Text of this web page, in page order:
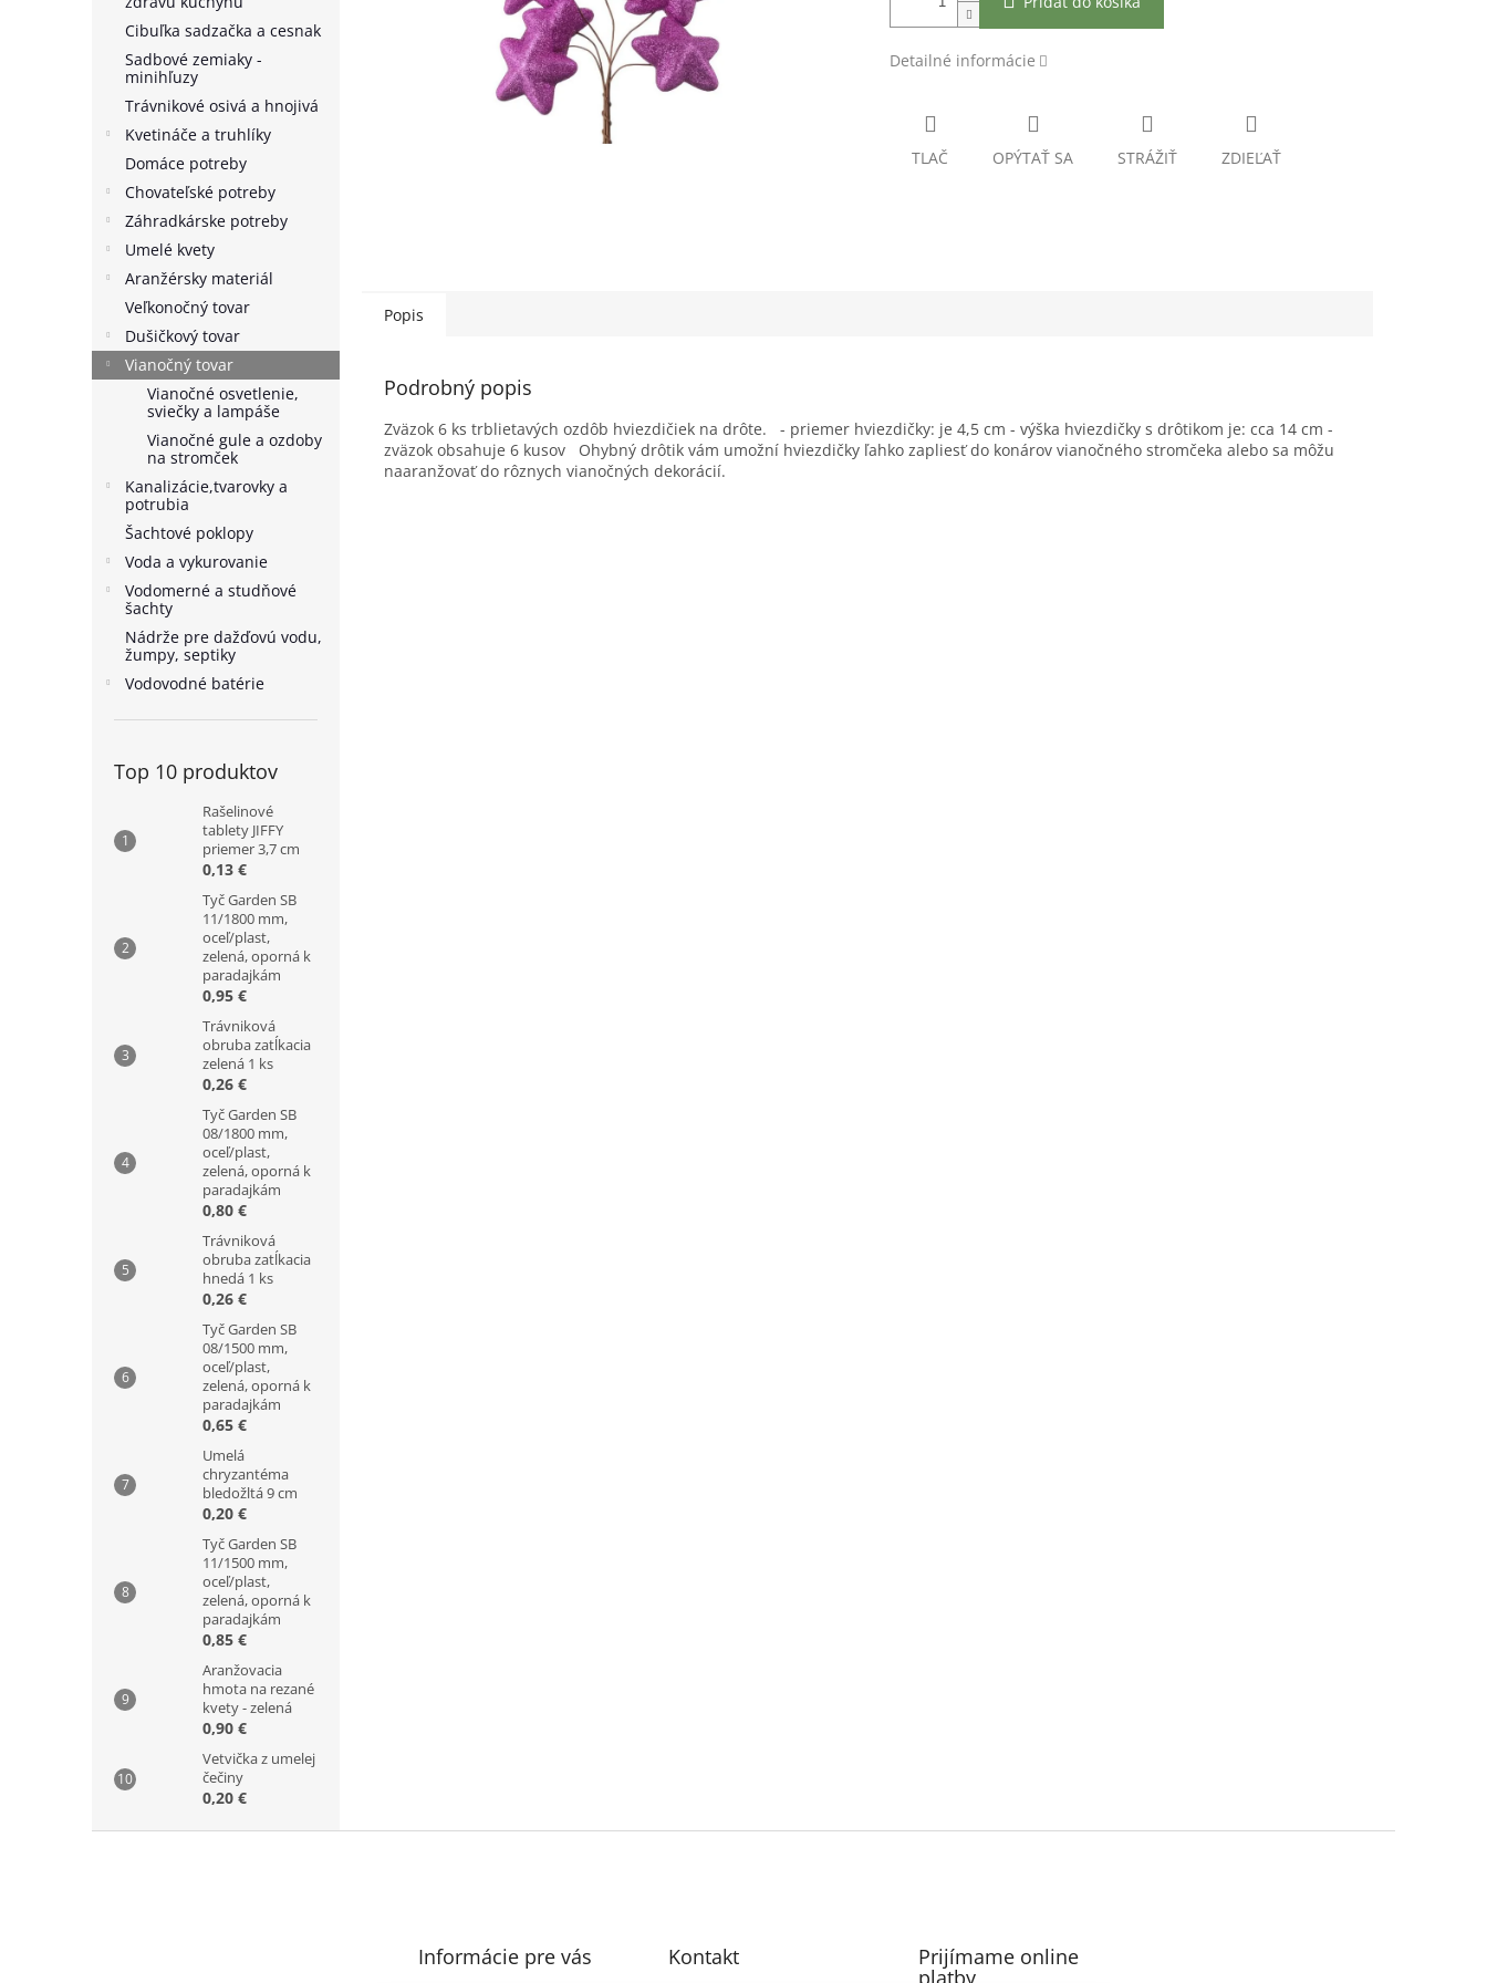
Cibuľka sadzačka a cesnak
Sadbové zemiaky -
minihľuzy
Trávnikové osivá a hnojivá
Kvetináče a truhlíky
Domáce potreby
Chovateľské potreby
Záhradkárske potreby
Umelé kvety
Aranžérsky materiál
Veľkonočný tovar
Dušičkový tovar
Vianočný tovar
Vianočné osvetlenie,
sviečky a lampáše
Vianočné gule a ozdoby
na stromček
Kanalizácie,tvarovky a
potrubia
Šachtové poklopy
Voda a vykurovanie
Vodomerné a studňové
šachty
Nádrže pre dažďovú vodu,
žumpy, septiky
Vodovodné batérie
Top 10 produktov
Rašelinové
tablety JIFFY
priemer 3,7 cm
0,13 €
Tyč Garden SB
11/1800 mm,
oceľ/plast,
zelená, oporná k
paradajkám
0,95 €
Trávniková
obruba zatĺkacia
zelená 1 ks
0,26 €
Tyč Garden SB
08/1800 mm,
oceľ/plast,
zelená, oporná k
paradajkám
0,80 €
Trávniková
obruba zatĺkacia
hnedá 1 ks
0,26 €
Tyč Garden SB
08/1500 mm,
oceľ/plast,
zelená, oporná k
paradajkám
0,65 €
Umelá
chryzantéma
bledožltá 9 cm
0,20 €
Tyč Garden SB
11/1500 mm,
oceľ/plast,
zelená, oporná k
paradajkám
0,85 €
Aranžovacia
hmota na rezané
kvety - zelená
0,90 €
Vetvička z umelej
čečiny
0,20 €
Detailné informácie
TLAČ OPÝTAŤ SA STRÁŽIŤ ZDIEĽAŤ
Popis
Podrobný popis
Zväzok 6 ks trblietavých ozdôb hviezdičiek na drôte. - priemer hviezdičky: je 4,5 cm - výška hviezdičky s drôtikom je: cca 14 cm -
zväzok obsahuje 6 kusov Ohybný drôtik vám umožní hviezdičky ľahko zapliesť do konárov vianočného stromčeka alebo sa môžu
naaranžovať do rôznych vianočných dekorácií.
Informácie pre vás Kontakt Prijímame online
platby